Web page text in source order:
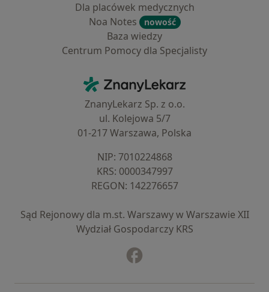
Dla placówek medycznych
Noa Notes
nowość
Baza wiedzy
Centrum Pomocy dla Specjalisty
ZnanyLekarz - Strona główna
ZnanyLekarz Sp. z o.o.
ul. Kolejowa 5/7
01-217 Warszawa, Polska
NIP: ⁠7010224868
KRS: ⁠0000347997
REGON: ⁠142276657
Sąd Rejonowy dla m.st. Warszawy w Warszawie XII
Wydział Gospodarczy KRS